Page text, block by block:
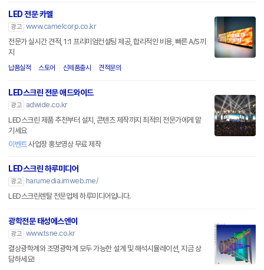
LED 전문 카멜
광고 www.camelcorp.co.kr
전문가 실시간 견적, 1:1 프리미엄컨설팅 제공, 합리적인 비용, 빠른 A/S까
지
납품실적 스토어 신제품출시 견적문의
LED스크린 전문 애드와이드
광고
adwide.co.kr
LED스크린 제품 추천부터 설치, 콘텐츠 제작까지 최적의 전문가에게 맡
기세요
이벤트사업장 홍보영상 무료 제작
LED스크린 하루미디어
광고
harumedia.imweb.me/
LED스크린렌탈 전문업체 하루미디어입니다.
광학전문 태성에스엔이
광고 www.tsne.co.kr
결상광학계와 조명광학계 모두 가능한 설계 및 해석시뮬레이션, 지금 상
담하세요!